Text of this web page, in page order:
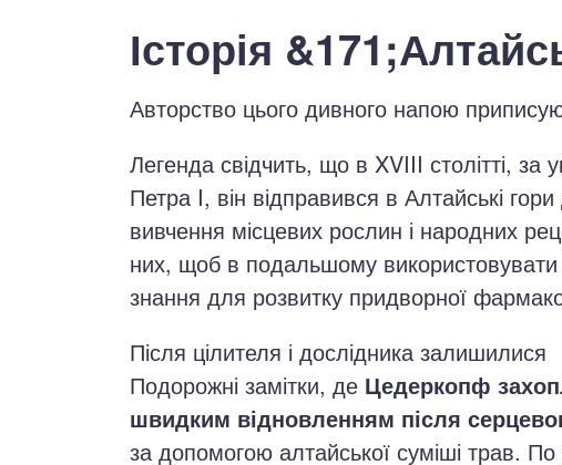
Історія
Авторство цього дивного напою
Легенда свідчить, що в XVIII столітті, за
Петра I, він відправився в Алтайські
вивчення місцевих рослин і народних
них, щоб в подальшому використовувати
знання для розвитку придворної
Після цілителя і дослідника залишилися
Подорожні замітки, де Цедеркопф
швидким відновленням після
за допомогою алтайської суміші трав.